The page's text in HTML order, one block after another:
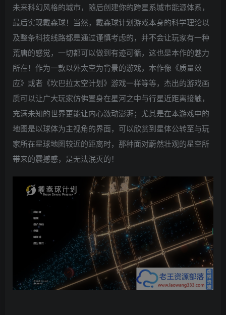
未来科幻风格的城市，随后创建你的跨星系城市能源体系，
最后实现戴森球！当然，戴森球计划游戏本身的科学理论以
及整条科技线路都是通过谨慎考虑的，并不会让玩家有一种
荒唐的感觉，一切都可以做到有迹可循，这也是本作的魅力
所在！作为一款以外太空为背景的游戏，本作像《质量效
应》或者《坎巴拉太空计划》游戏一样等等，杰出的游戏画
质可以让广大玩家仿佛置身在星河之中与行星近距离接触，
充满未知的世界更能让内心激动澎湃；尤其是在本游戏中的
地图是以球体为主视角的界面，可以欣赏到星体公转至与玩
家所在星球地图较近的距离时，那种面对蔚然壮观的星空所
带来的震撼感，是无法泯灭的！